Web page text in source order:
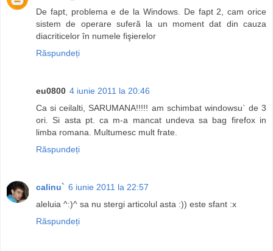
De fapt, problema e de la Windows. De fapt 2, cam orice
sistem de operare suferă la un moment dat din cauza
diacriticelor în numele fişierelor
Răspundeți
eu0800 4 iunie 2011 la 20:46
Ca si ceilalti, SARUMANA!!!!! am schimbat windowsu` de 3
ori. Si asta pt. ca m-a mancat undeva sa bag firefox in
limba romana. Multumesc mult frate.
Răspundeți
calinu` 6 iunie 2011 la 22:57
aleluia ^:)^ sa nu stergi articolul asta :)) este sfant :x
Răspundeți